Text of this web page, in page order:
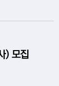
) 모집